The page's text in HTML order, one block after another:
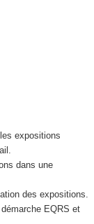
expositions
dans une
des expositions.
EQRS et